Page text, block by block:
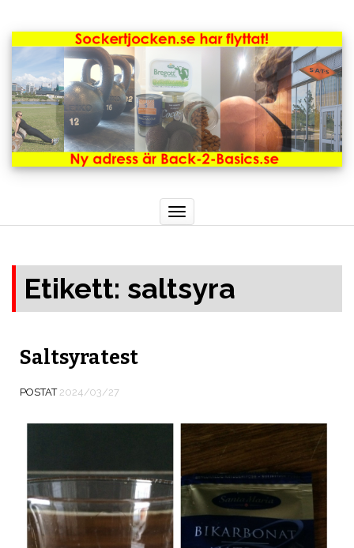
Toggle
navigation
Etikett: saltsyra
Saltsyratest
POSTAT 2024/03/27